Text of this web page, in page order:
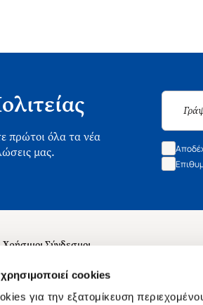
cookies
για την εξατομίκευση
πρώτοι όλα τα νέα
μας.
Χρήσιμοι Σύνδεσμοι
Σχετικά με εμάς
Θέσεις Εργασίας